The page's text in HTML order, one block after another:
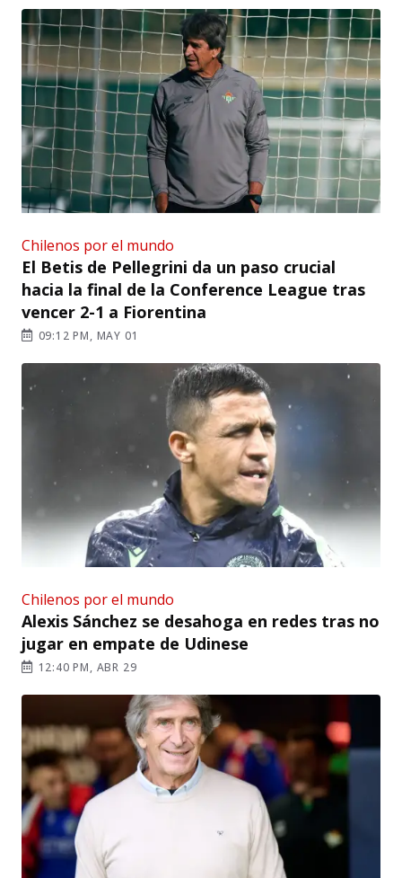
Chilenos por el mundo
El Betis de Pellegrini da un paso crucial
hacia la final de la Conference League tras
vencer 2-1 a Fiorentina
09:12 PM, MAY 01
Chilenos por el mundo
Alexis Sánchez se desahoga en redes tras no
jugar en empate de Udinese
12:40 PM, ABR 29